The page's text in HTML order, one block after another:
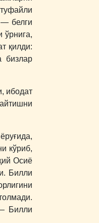
белги
ўрнига,
қилди:
бизлар
ибодат
кўриб,
Осиё
Билли
Билли